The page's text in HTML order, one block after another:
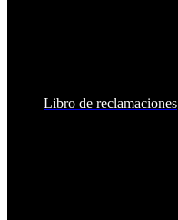
Libro de reclamaciones